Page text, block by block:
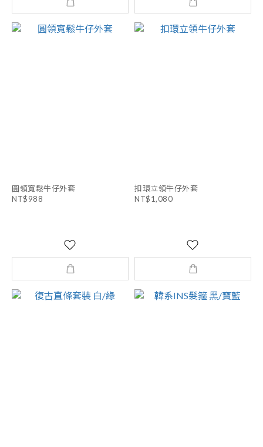
圓領寬鬆牛仔外套
NT$988
扣環立領牛仔外套
NT$1,080